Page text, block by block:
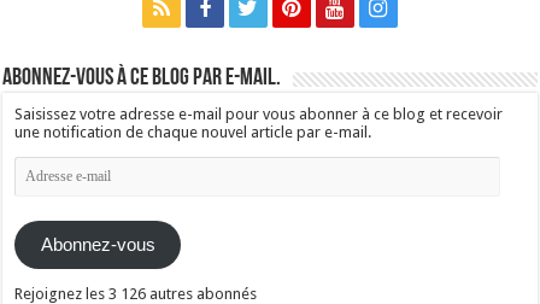
Abonnez-vous à ce blog par e-mail.
Saisissez votre adresse e-mail pour vous abonner à ce blog et recevoir
une notification de chaque nouvel article par e-mail.
Adresse
e-
Abonnez-vous
Rejoignez les 3 126 autres abonnés